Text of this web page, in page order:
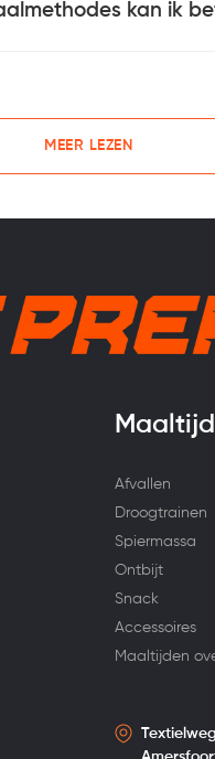
kan ik
MEER LEZEN
Afvallen
Droogtrainen
Spiermassa
Ontbijt
Snack
Accessoires
Maaltijden
Textielweg